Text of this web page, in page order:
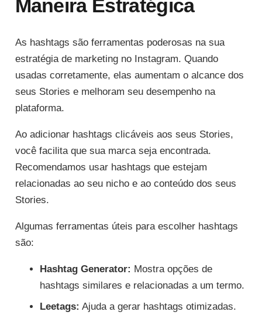
Maneira Estratégica
As hashtags são ferramentas poderosas na sua
estratégia de marketing no Instagram. Quando
usadas corretamente, elas aumentam o alcance dos
seus Stories e melhoram seu desempenho na
plataforma.
Ao adicionar hashtags clicáveis aos seus Stories,
você facilita que sua marca seja encontrada.
Recomendamos usar hashtags que estejam
relacionadas ao seu nicho e ao conteúdo dos seus
Stories.
Algumas ferramentas úteis para escolher hashtags
são:
Hashtag Generator: Mostra opções de
hashtags similares e relacionadas a um termo.
Leetags: Ajuda a gerar hashtags otimizadas.